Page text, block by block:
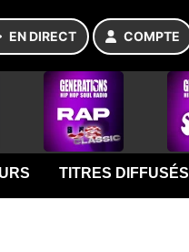
EN DIRECT COMPTE
TITRES DIFFUSÉS